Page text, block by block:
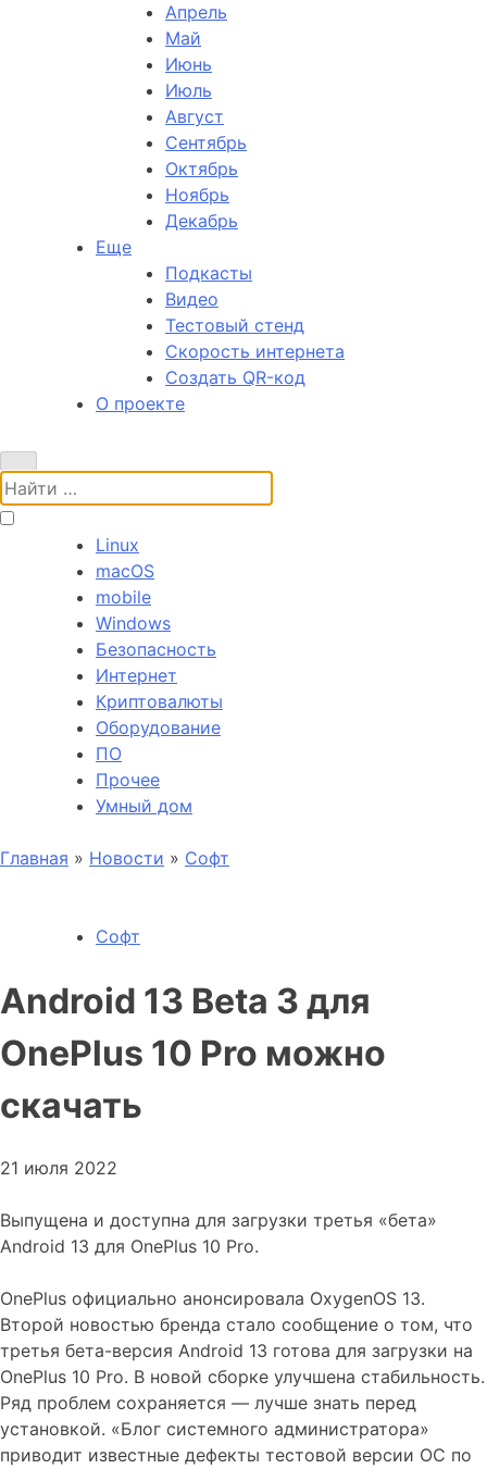
Апрель
Май
Июнь
Июль
Август
Сентябрь
Октябрь
Ноябрь
Декабрь
Еще
Подкасты
Видео
Тестовый стенд
Скорость интернета
Создать QR-код
О проекте
Поиск:
Linux
macOS
mobile
Windows
Безопасность
Интернет
Криптовалюты
Оборудование
ПО
Прочее
Умный дом
Главная » Новости » Софт
Софт
Android 13 Beta 3 для
OnePlus 10 Pro можно
скачать
21 июля 2022
Выпущена и доступна для загрузки третья «бета»
Android 13 для OnePlus 10 Pro.
OnePlus официально анонсировала OxygenOS 13.
Второй новостью бренда стало сообщение о том, что
третья бета-версия Android 13 готова для загрузки на
OnePlus 10 Pro. В новой сборке улучшена стабильность.
Ряд проблем сохраняется — лучше знать перед
установкой. «Блог системного администратора»
приводит известные дефекты тестовой версии ОС по